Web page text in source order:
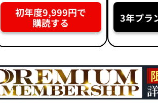
初年度9,999円で
購読する 3年プラ